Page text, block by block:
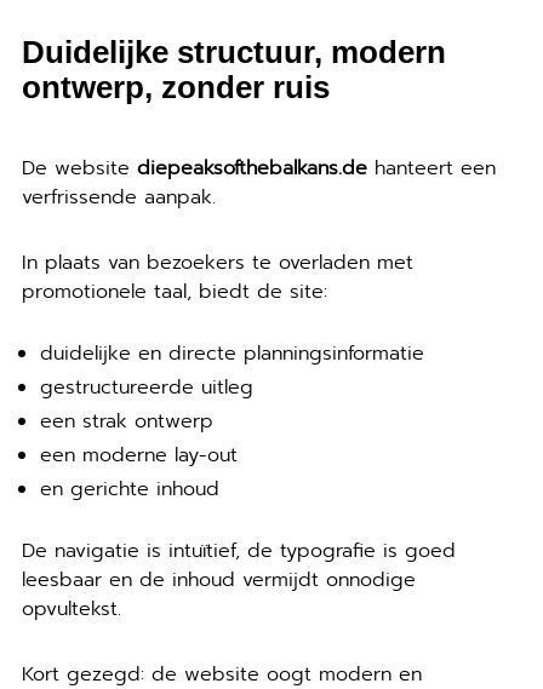
Duidelijke structuur, modern
ontwerp, zonder ruis
De website diepeaksofthebalkans.dehanteert een
verfrissende aanpak.
In plaats van bezoekers te overladen met
promotionele taal, biedt de site:
duidelijke en directe planningsinformatie
gestructureerde uitleg
een strak ontwerp
een moderne lay-out
en gerichte inhoud
De navigatie is intuïtief, de typografie is goed
leesbaar en de inhoud vermijdt onnodige
opvultekst.
Kort gezegd: de website oogt modern en